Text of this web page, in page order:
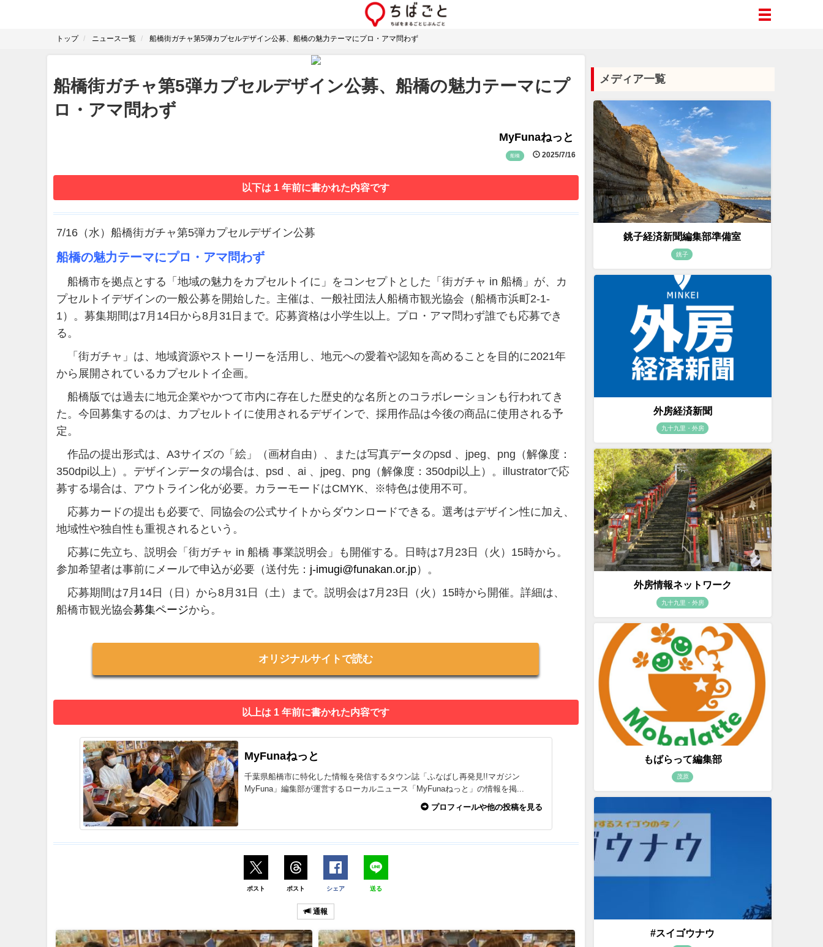
トップ ニュース一覧 船橋街ガチャ第5弾カプセルデザイン公募、船橋の魅力テーマにプロ・アマ問わず
船橋街ガチャ第5弾カプセルデザイン公募、船橋の魅力テーマにプ
ロ・アマ問わず
MyFunaねっと
船橋 2025/7/16
以下は 1 年前に書かれた内容です
7/16（水）船橋街ガチャ第5弾カプセルデザイン公募
船橋の魅力テーマにプロ・アマ問わず
船橋市を拠点とする「地域の魅力をカプセルトイに」をコンセプトとした「街ガチャ in 船橋」が、カ
プセルトイデザインの一般公募を開始した。主催は、一般社団法人船橋市観光協会（船橋市浜町2-1-
1）。募集期間は7月14日から8月31日まで。応募資格は小学生以上。プロ・アマ問わず誰でも応募でき
る。
「街ガチャ」は、地域資源やストーリーを活用し、地元への愛着や認知を高めることを目的に2021年
から展開されているカプセルトイ企画。
船橋版では過去に地元企業やかつて市内に存在した歴史的な名所とのコラボレーションも行われてき
た。今回募集するのは、カプセルトイに使用されるデザインで、採用作品は今後の商品に使用される予
定。
作品の提出形式は、A3サイズの「絵」（画材自由）、または写真データのpsd 、jpeg、png（解像度：
350dpi以上）。デザインデータの場合は、psd 、ai 、jpeg、png（解像度：350dpi以上）。illustratorで応
募する場合は、アウトライン化が必要。カラーモードはCMYK、※特色は使用不可。
応募カードの提出も必要で、同協会の公式サイトからダウンロードできる。選考はデザイン性に加え、
地域性や独自性も重視されるという。
応募に先立ち、説明会「街ガチャ in 船橋 事業説明会」も開催する。日時は7月23日（火）15時から。
参加希望者は事前にメールで申込が必要（送付先： j-imugi@funakan.or.jp）。
応募期間は7月14日（日）から8月31日（土）まで。説明会は7月23日（火）15時から開催。詳細は、
船橋市観光協会募集ページから。
オリジナルサイトで読む
以上は 1 年前に書かれた内容です
MyFunaねっと
千葉県船橋市に特化した情報を発信するタウン誌「ふなばし再発見!!マガジン
MyFuna」編集部が運営するローカルニュース「MyFunaねっと」の情報を掲...
プロフィールや他の投稿を見る
ポスト ポスト シェア 送る
通報
メディア一覧
銚子経済新聞編集部準備室
銚子
外房経済新聞
九十九里・外房
外房情報ネットワーク
九十九里・外房
もばらって編集部
茂原
#スイゴウナウ